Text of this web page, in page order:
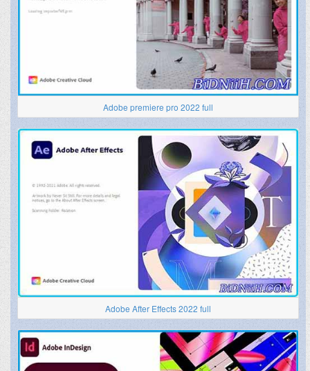
Adobe premiere pro 2022 full
Adobe After Effects 2022 full